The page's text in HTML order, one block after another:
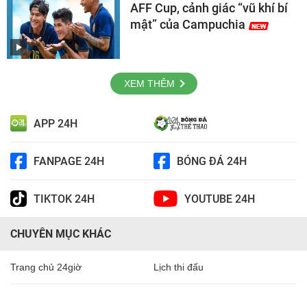
AFF Cup, cảnh giác “vũ khí bí
mật” của Campuchia
XEM THÊM
APP 24H
FANPAGE 24H BÓNG ĐÁ 24H
TIKTOK 24H YOUTUBE 24H
CHUYÊN MỤC KHÁC
Trang chủ 24giờ Lịch thi đấu